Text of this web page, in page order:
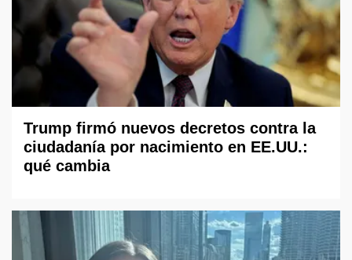
Trump firmó nuevos decretos contra la
ciudadanía por nacimiento en EE.UU.:
qué cambia